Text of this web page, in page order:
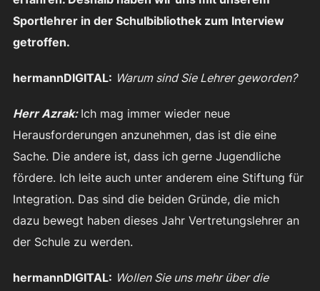
Sportlehrer in der Schulbibliothek zum Interview
getroffen.
hermannDIGITAL: Warum sind Sie Lehrer geworden?
Herr Azrak: Ich mag immer wieder neue
Herausforderungen anzunehmen, das ist die eine
Sache. Die andere ist, dass ich gerne Jugendliche
fördere. Ich leite auch unter anderem eine Stiftung für
Integration. Das sind die beiden Gründe, die mich
dazu bewegt haben dieses Jahr Vertretungslehrer an
der Schule zu werden.
hermannDIGITAL: Wollen Sie uns mehr über die